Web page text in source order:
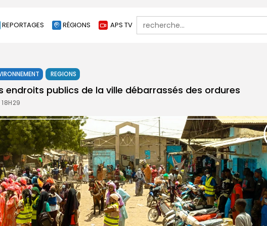
REPORTAGES RÉGIONS APS TV
Search
for:
REGIONS
endroits publics de la ville débarrassés des ordures